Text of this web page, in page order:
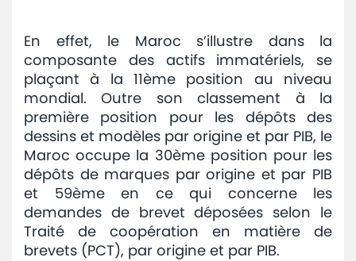
En effet, le Maroc s’illustre dans la
composante des actifs immatériels, se
plaçant à la 11ème position au niveau
mondial. Outre son classement à la
première position pour les dépôts des
dessins et modèles par origine et par PIB, le
Maroc occupe la 30ème position pour les
dépôts de marques par origine et par PIB
et 59ème en ce qui concerne les
demandes de brevet déposées selon le
Traité de coopération en matière de
brevets (PCT), par origine et par PIB.